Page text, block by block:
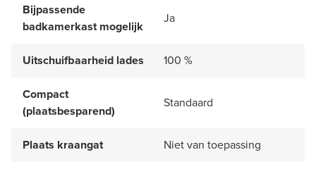
Bijpassende
badkamerkast mogelijk
Ja
Uitschuifbaarheid lades 100 %
Compact
(plaatsbesparend)
Standaard
Plaats kraangat Niet van toepassing